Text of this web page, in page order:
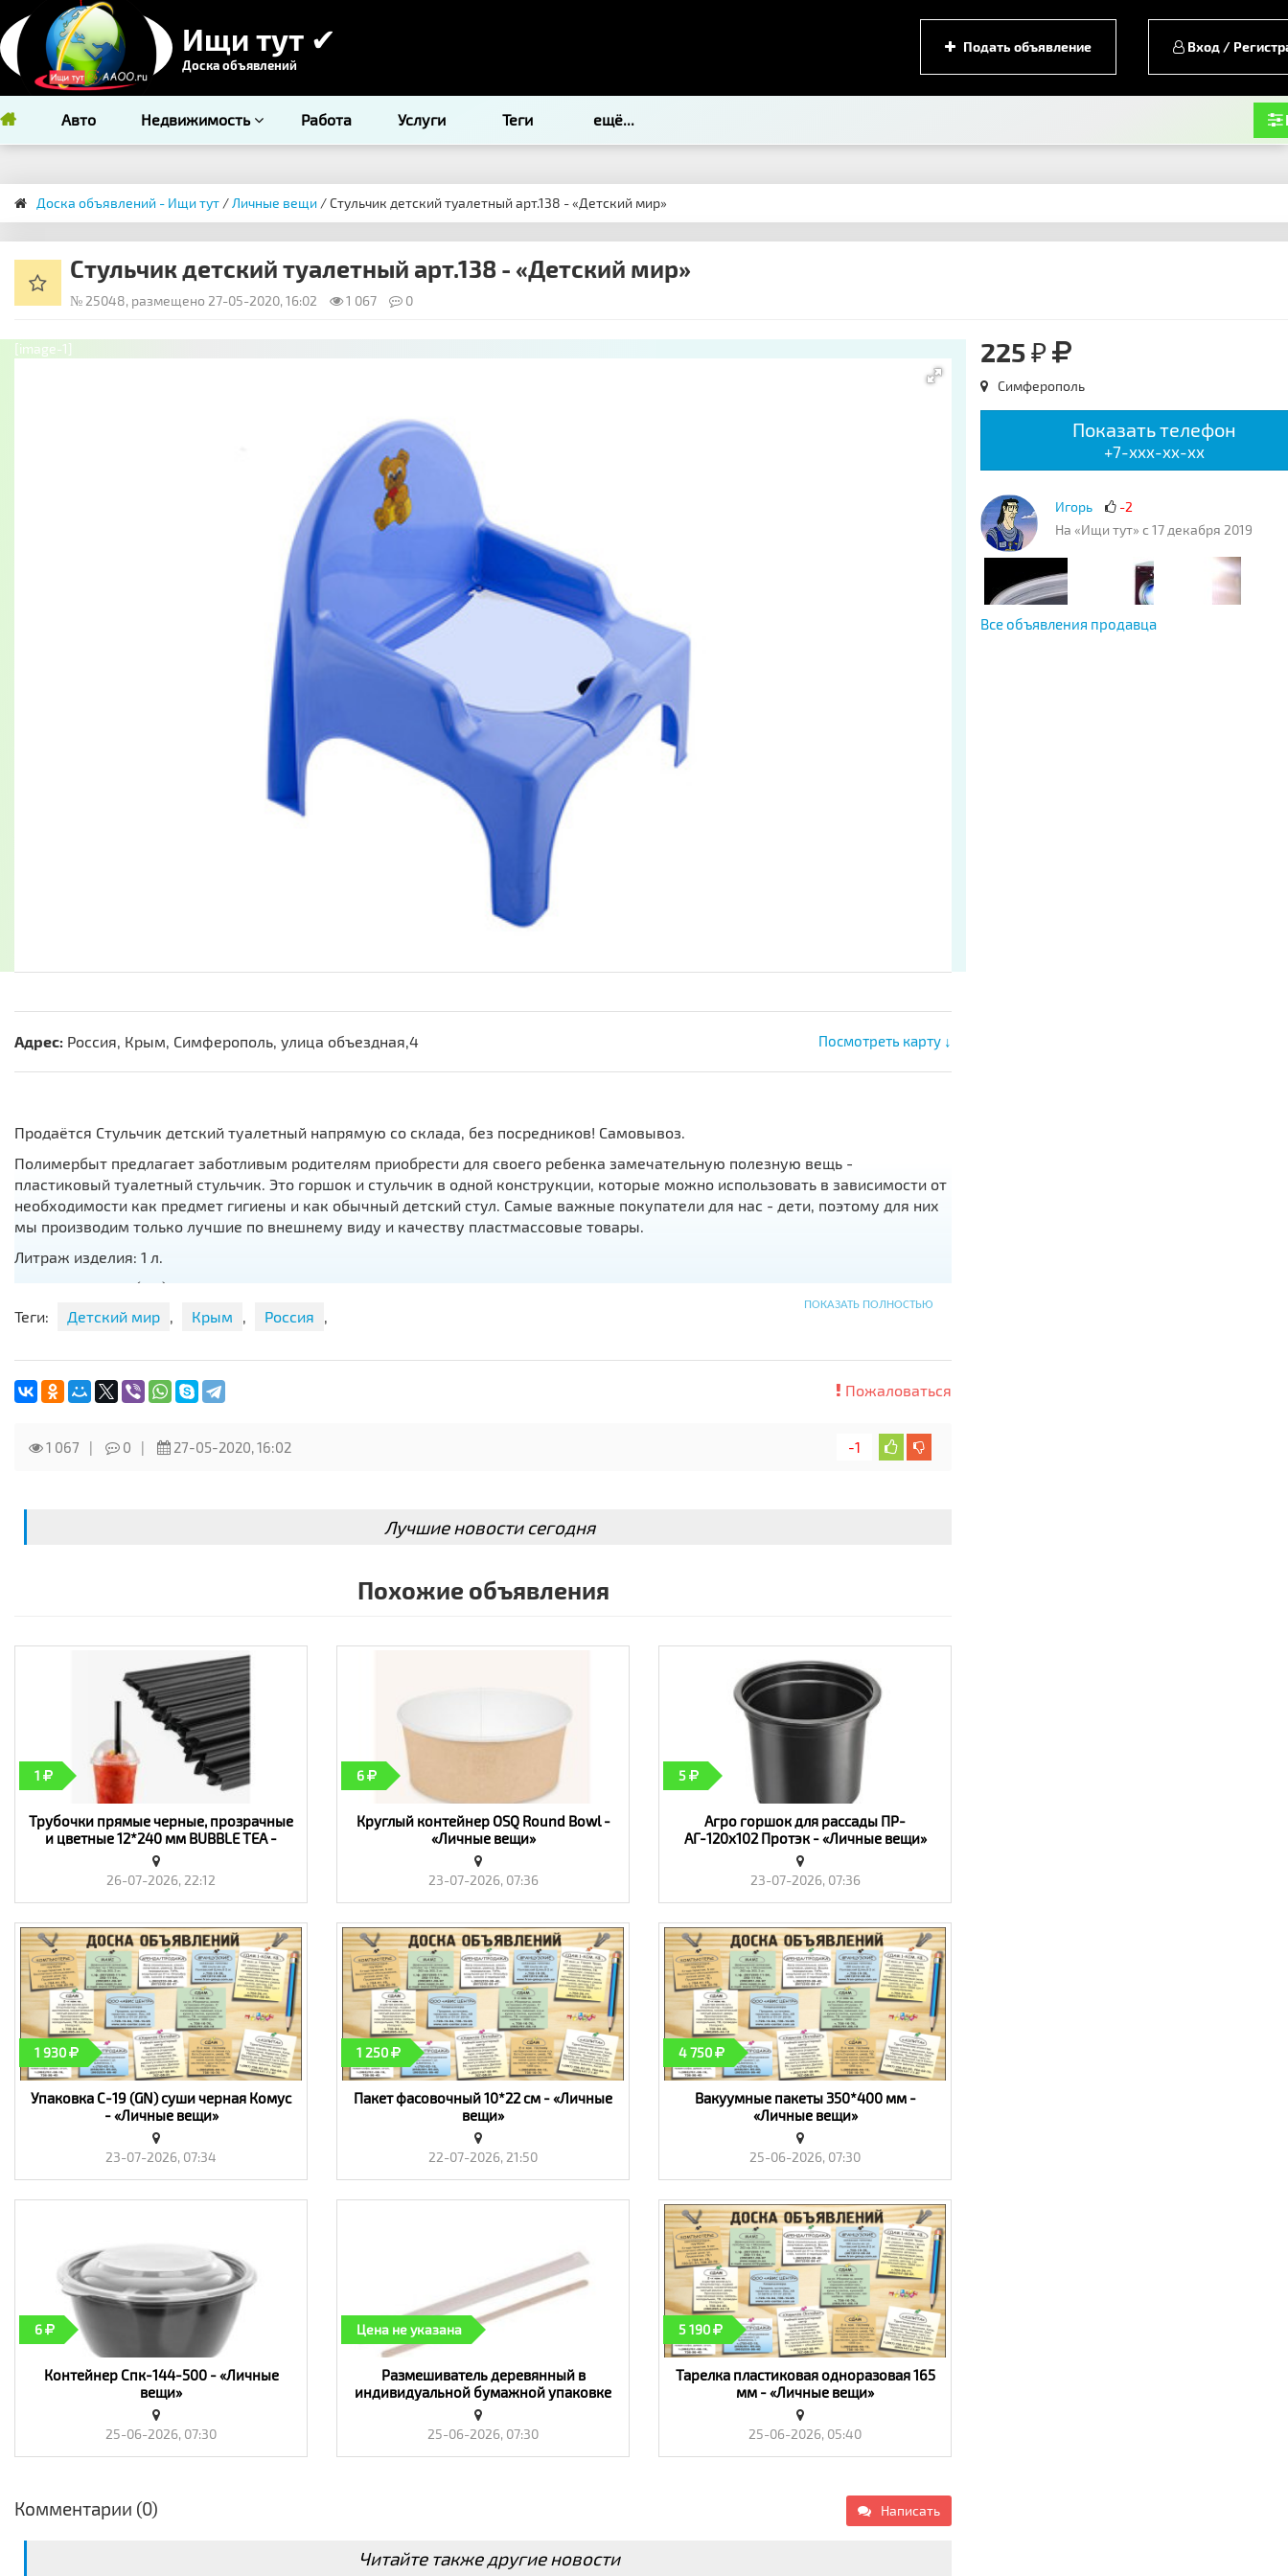
Ищи тут ✔
Доска объявлений
Подать объявление Вход /
Авто Недвижимость Работа Услуги Теги ещё...
Доска объявлений - Ищи тут /Личные вещи / Стульчик детский туалетный арт.138 - «Детский мир»
Стульчик детский туалетный арт.138 - «Детский мир»
№ 25048, размещено 27-05-2020, 16:02 1 067 0
[image-1] 225 ₽
Симферополь
Показать телефон
+7-xxx-xx-xx
Игорь
-2
На «Ищи тут» с 17 декабря 2019
Все объявления продавца
Адрес: Россия, Крым, Симферополь, улица объездная,4 Посмотреть карту ↓
Продаётся Стульчик детский туалетный напрямую со склада, без посредников! Самовывоз.
Полимербыт предлагает заботливым родителям приобрести для своего ребенка замечательную полезную вещь -
пластиковый туалетный стульчик. Это горшок и стульчик в одной конструкции, которые можно использовать в зависимости от
необходимости как предмет гигиены и как обычный детский стул. Самые важные покупатели для нас - дети, поэтому для них
мы производим только лучшие по внешнему виду и качеству пластмассовые товары.
Литраж изделия: 1 л.
Размер изделия (мм): 300*315*345
ПОКАЗАТЬ ПОЛНОСТЬЮ
Теги: Детский мир , Крым , Россия ,
Пожаловаться
1 067 0 27-05-2020, 16:02 -1
Лучшие новости сегодня
Похожие объявления
1
Трубочки прямые черные, прозрачные
и цветные 12*240 мм BUBBLE TEA -
«Личные вещи»
26-07-2026, 22:12
6
Круглый контейнер OSQ Round Bowl -
«Личные вещи»
23-07-2026, 07:36
5
Агро горшок для рассады ПР-
АГ-120х102 Протэк - «Личные вещи»
23-07-2026, 07:36
1 930
Упаковка С-19 (GN) суши черная Комус
- «Личные вещи»
23-07-2026, 07:34
1 250
Пакет фасовочный 10*22 см - «Личные
вещи»
22-07-2026, 21:50
4 750
Вакуумные пакеты 350*400 мм -
«Личные вещи»
25-06-2026, 07:30
6
Контейнер Спк-144-500 - «Личные
вещи»
25-06-2026, 07:30
Цена не указана
Размешиватель деревянный в
индивидуальной бумажной упаковке
180 мм - «Личные вещи»
25-06-2026, 07:30
5 190
Тарелка пластиковая одноразовая 165
мм - «Личные вещи»
25-06-2026, 05:40
Комментарии (0) Написать
Читайте также другие новости